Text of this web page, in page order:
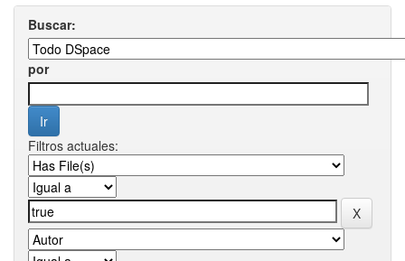
Buscar:
por
Filtros actuales: